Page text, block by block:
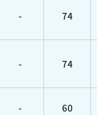
- 74
- 74
- 60